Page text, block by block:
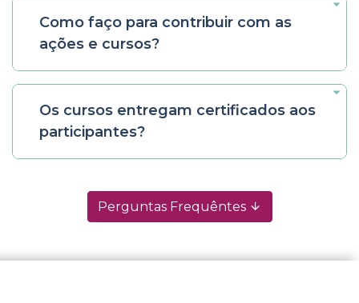
Como faço para contribuir com as
ações e cursos?
Os cursos entregam certificados aos
participantes?
Perguntas Frequêntes